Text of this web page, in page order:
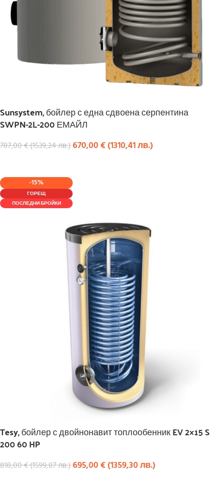
Sunsystem, бойлер с една сдвоена серпентина
SWPN-2L-200 ЕМАЙЛ
787,00€(1539,24лв.)670,00€(1310,41лв.)
-15%
ГОРЕЩ
ПОСЛЕДНИ БРОЙКИ
Tesy, бойлер с двойнонавит топлообенник EV 2×15 S
200 60 HP
818,00€(1599,87лв.)695,00€(1359,30лв.)